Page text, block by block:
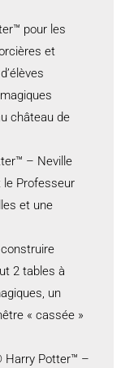
pour les
et
château de
– Neville
le Professeur
et une
2 tables à
un
« cassée »
Harry Potter™ –